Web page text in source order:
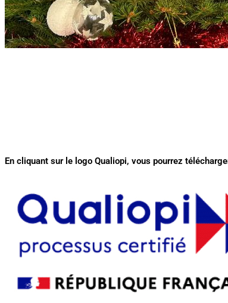
En cliquant sur le logo Qualiopi, vous pourrez